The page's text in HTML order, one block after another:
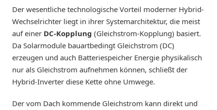
Der wesentliche technologische Vorteil moderner Hybrid-
Wechselrichter liegt in ihrer Systemarchitektur, die meist
auf einer DC-Kopplung (Gleichstrom-Kopplung) basiert.
Da Solarmodule bauartbedingt Gleichstrom (DC)
erzeugen und auch Batteriespeicher Energie physikalisch
nur als Gleichstrom aufnehmen können, schließt der
Hybrid-Inverter diese Kette ohne Umwege.
Der vom Dach kommende Gleichstrom kann direkt und